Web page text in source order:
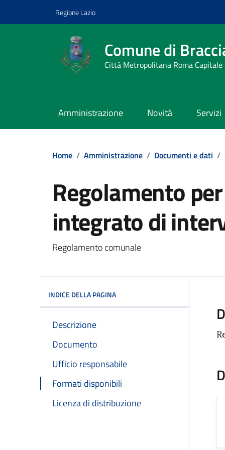
Regione Lazio
Comune di
Città Metropolitana Roma Capitale
Amministrazione Novità Servizi
Home / Amministrazione / Documenti e dati /
Regolamento
integrato di
Dettagli del
Regolamento comunale
INDICE DELLA PAGINA
Descrizione
Documento
Ufficio responsabile
Formati disponibili
Licenza di distribuzione